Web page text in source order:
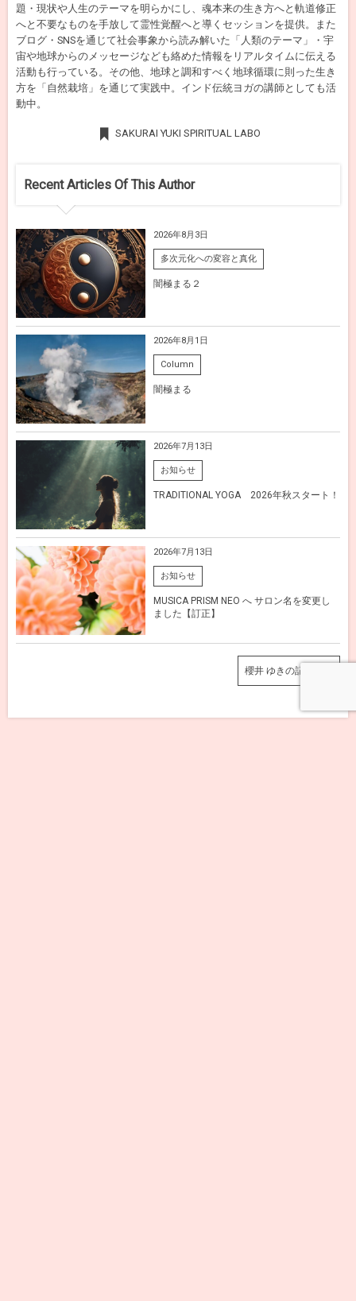
題・現状や人生のテーマを明らかにし、魂本来の生き方へと軌道修正
へと不要なものを手放して霊性覚醒へと導くセッションを提供。また
ブログ・SNSを通じて社会事象から読み解いた「人類のテーマ」・宇
宙や地球からのメッセージなども絡めた情報をリアルタイムに伝える
活動も行っている。その他、地球と調和すべく地球循環に則った生き
方を「自然栽培」を通じて実践中。インド伝統ヨガの講師としても活
動中。
SAKURAI YUKI SPIRITUAL LABO
Recent Articles Of This Author
2026年8月3日
多次元化への変容と真化
闇極まる２
2026年8月1日
Column
闇極まる
2026年7月13日
お知らせ
TRADITIONAL YOGA 2026年秋スタート！
2026年7月13日
お知らせ
MUSICA PRISM NEO へ サロン名を変更し
ました【訂正】
櫻井 ゆきの記事一覧